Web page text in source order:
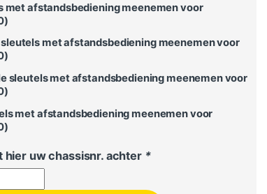
met afstandsbediening meenemen voor
)
met afstandsbediening meenemen voor
)
sleutels met afstandsbediening meenemen voor
)
met afstandsbediening meenemen voor
)
hier uw chassisnr. achter *